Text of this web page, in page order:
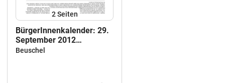
2Seiten
BürgerInnenkalender: 29.
September 2012
Aktionstag UmFAIRteilen
Beuschel